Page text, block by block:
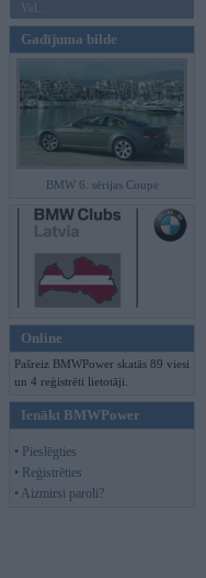
Vel...
Gadījuma bilde
BMW 6. sērijas Coupe
Online
Pašreiz BMWPower skatās 89 viesi
un 4 reģistrēti lietotāji.
Ienākt BMWPower
• Pieslēgties
• Reģistrēties
• Aizmirsi paroli?